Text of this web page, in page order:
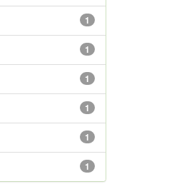
1
1
1
1
1
1